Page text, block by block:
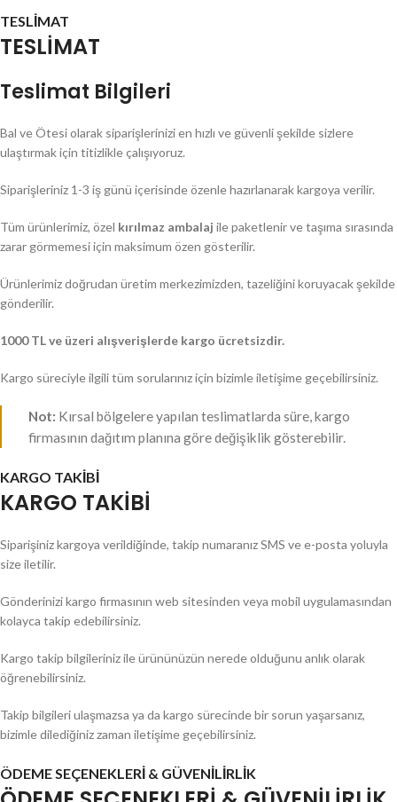
TESLİMAT
TESLİMAT
Teslimat Bilgileri
Bal ve Ötesi olarak siparişlerinizi en hızlı ve güvenli şekilde sizlere
ulaştırmak için titizlikle çalışıyoruz.
Siparişleriniz 1-3 iş günü içerisinde özenle hazırlanarak kargoya verilir.
Tüm ürünlerimiz, özel kırılmaz ambalaj ile paketlenir ve taşıma sırasında
zarar görmemesi için maksimum özen gösterilir.
Ürünlerimiz doğrudan üretim merkezimizden, tazeliğini koruyacak şekilde
gönderilir.
1000 TL ve üzeri alışverişlerde kargo ücretsizdir.
Kargo süreciyle ilgili tüm sorularınız için bizimle iletişime geçebilirsiniz.
Not: Kırsal bölgelere yapılan teslimatlarda süre, kargo
firmasının dağıtım planına göre değişiklik gösterebilir.
KARGO TAKİBİ
KARGO TAKİBİ
Siparişiniz kargoya verildiğinde, takip numaranız SMS ve e-posta yoluyla
size iletilir.
Gönderinizi kargo firmasının web sitesinden veya mobil uygulamasından
kolayca takip edebilirsiniz.
Kargo takip bilgileriniz ile ürününüzün nerede olduğunu anlık olarak
öğrenebilirsiniz.
Takip bilgileri ulaşmazsa ya da kargo sürecinde bir sorun yaşarsanız,
bizimle dilediğiniz zaman iletişime geçebilirsiniz.
ÖDEME SEÇENEKLERİ & GÜVENİLİRLİK